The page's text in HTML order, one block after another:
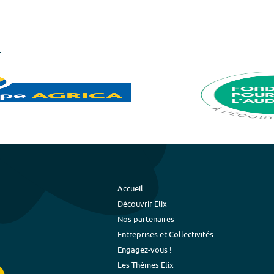
Accueil
Découvrir Elix
Nos partenaires
Entreprises et Collectivités
Engagez-vous !
Les Thèmes Elix